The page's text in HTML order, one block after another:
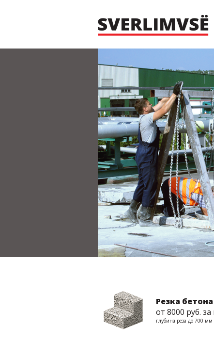
Резка
от 8000 руб. за
глубина реза до 700 мм